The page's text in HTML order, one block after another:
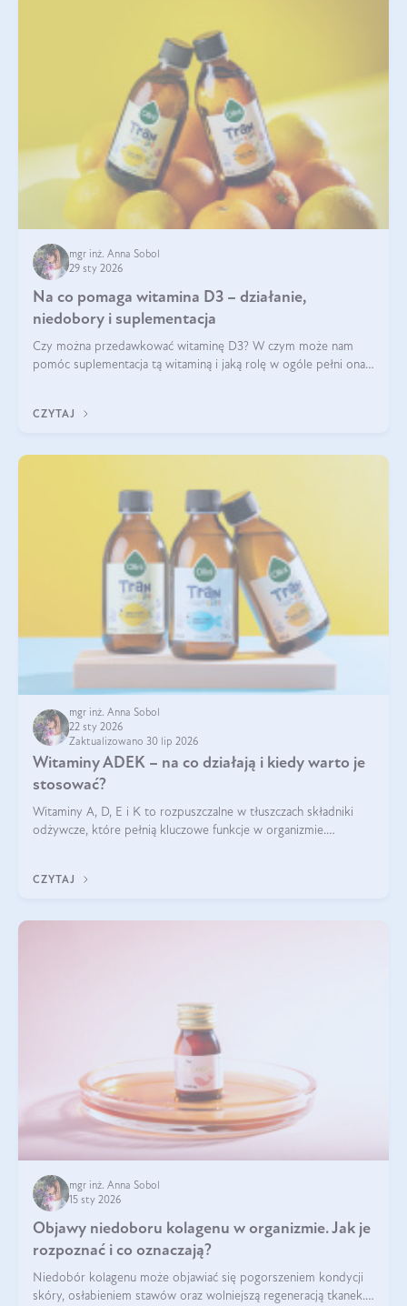
mgr inż. Anna Sobol
29 sty 2026
Na co pomaga witamina D3 – działanie,
niedobory i suplementacja
Czy można przedawkować witaminę D3? W czym może nam
pomóc suplementacja tą witaminą i jaką rolę w ogóle pełni ona
robić?
CZYTAJ
mgr inż. Anna Sobol
22 sty 2026
Zaktualizowano 30 lip 2026
Witaminy ADEK – na co działają i kiedy warto je
stosować?
Witaminy A, D, E i K to rozpuszczalne w tłuszczach składniki
odżywcze, które pełnią kluczowe funkcje w organizmie.
CZYTAJ
mgr inż. Anna Sobol
15 sty 2026
Objawy niedoboru kolagenu w organizmie. Jak je
rozpoznać i co oznaczają?
Niedobór kolagenu może objawiać się pogorszeniem kondycji
skóry, osłabieniem stawów oraz wolniejszą regeneracją tkanek.